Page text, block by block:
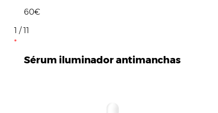
60€
1 / 11
Sérum iluminador antimanchas